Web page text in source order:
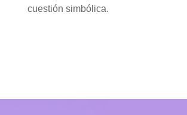
cuestión simbólica.